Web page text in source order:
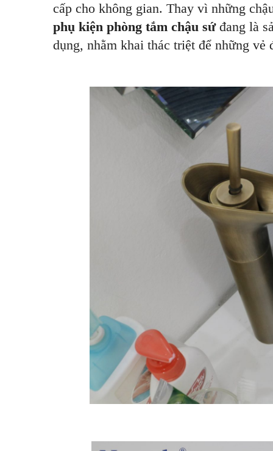
cấp cho không gian. Thay vì những
phụ kiện phòng tắm chậu sứđang là
dụng, nhằm khai thác triệt để những